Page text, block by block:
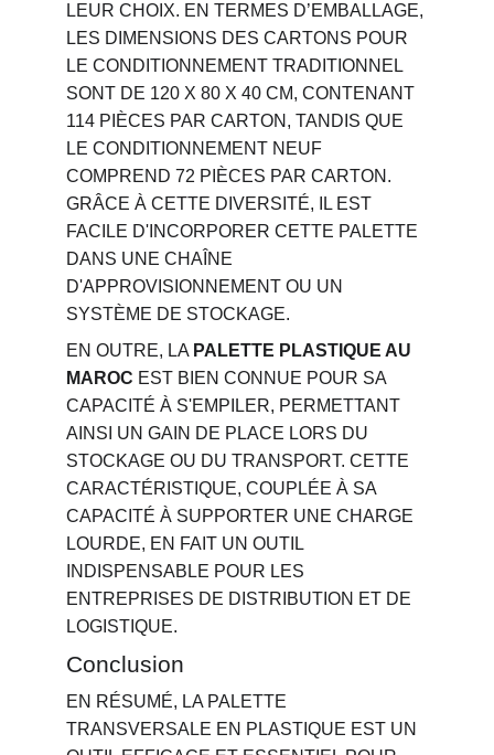
LEUR CHOIX. EN TERMES D’EMBALLAGE,
LES DIMENSIONS DES CARTONS POUR
LE CONDITIONNEMENT TRADITIONNEL
SONT DE 120 X 80 X 40 CM, CONTENANT
114 PIÈCES PAR CARTON, TANDIS QUE
LE CONDITIONNEMENT NEUF
COMPREND 72 PIÈCES PAR CARTON.
GRÂCE À CETTE DIVERSITÉ, IL EST
FACILE D'INCORPORER CETTE PALETTE
DANS UNE CHAÎNE
D'APPROVISIONNEMENT OU UN
SYSTÈME DE STOCKAGE.
EN OUTRE, LA PALETTE PLASTIQUE AU
MAROC EST BIEN CONNUE POUR SA
CAPACITÉ À S'EMPILER, PERMETTANT
AINSI UN GAIN DE PLACE LORS DU
STOCKAGE OU DU TRANSPORT. CETTE
CARACTÉRISTIQUE, COUPLÉE À SA
CAPACITÉ À SUPPORTER UNE CHARGE
LOURDE, EN FAIT UN OUTIL
INDISPENSABLE POUR LES
ENTREPRISES DE DISTRIBUTION ET DE
LOGISTIQUE.
Conclusion
EN RÉSUMÉ, LA PALETTE
TRANSVERSALE EN PLASTIQUE EST UN